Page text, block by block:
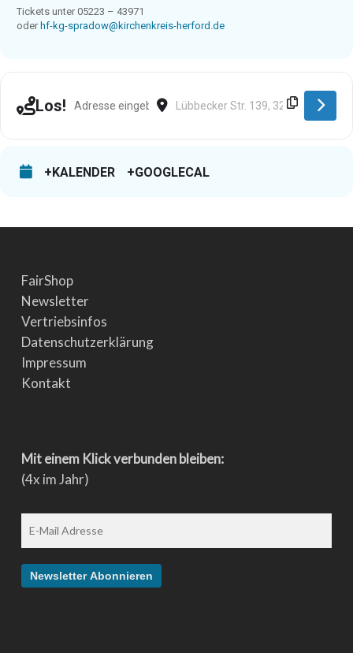
Tickets unter 05223 – 43971
oder hf-kg-spradow@kirchenkreis-herford.de
Los! Address - Bünde [PzYIf3VrD]Destination Address - Bünde
+KALENDER +GOOGLECAL
FairShop
Newsletter
Vertriebsinfos
Datenschutzerklärung
Impressum
Kontakt
Mit einem Klick verbunden bleiben:
(4x im Jahr)